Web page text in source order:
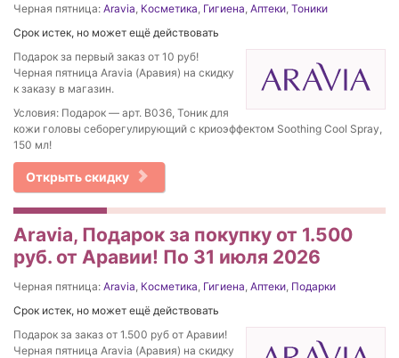
Черная пятница: Aravia Косметика Гигиена Аптеки Тоники
Срок истек, но может ещё действовать
Подарок за первый заказ от 10 руб!
Черная пятница Aravia (Аравия) на скидку
к заказу в магазин.
Условия: Подарок — арт. В036, Тоник для
кожи головы себорегулирующий с криоэффектом Soothing Cool Spray,
150 мл!
Открыть скидку
Aravia, Подарок за покупку от 1.500
руб. от Аравии! По 31 июля 2026
Черная пятница: Aravia Косметика Гигиена Аптеки Подарки
Срок истек, но может ещё действовать
Подарок за заказ от 1.500 руб от Аравии!
Черная пятница Aravia (Аравия) на скидку